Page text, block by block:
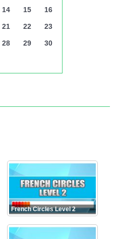
14 15 16
21 22 23
28 29 30
French Circles Level 2